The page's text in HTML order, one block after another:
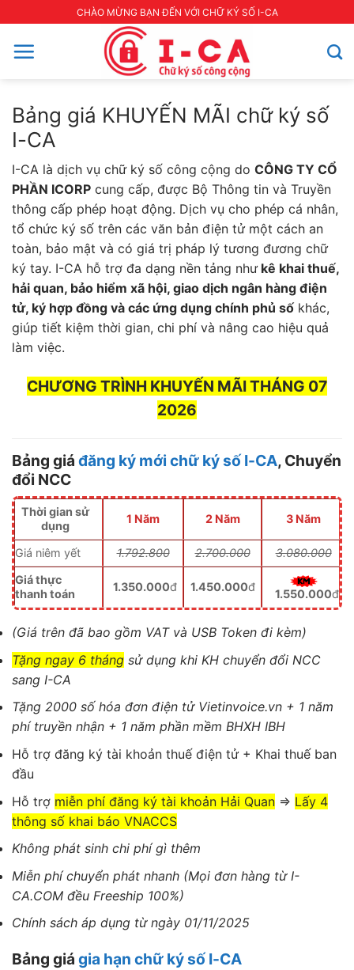
content
CHÀO MỪNG BẠN ĐẾN VỚI CHỮ KÝ SỐ I-CA
Bảng giá KHUYẾN MÃI chữ ký số
I-CA
I-CA là dịch vụ chữ ký số công cộng do CÔNG TY CỔ
PHẦN ICORP cung cấp, được Bộ Thông tin và Truyền
thông cấp phép hoạt động. Dịch vụ cho phép cá nhân,
tổ chức ký số trên các văn bản điện tử một cách an
toàn, bảo mật và có giá trị pháp lý tương đương chữ
ký tay. I-CA hỗ trợ đa dạng nền tảng nhưkê khai thuế,
hải quan, bảo hiểm xã hội, giao dịch ngân hàng điện
tử, ký hợp đồng và các ứng dụng chính phủ sốkhác,
giúp tiết kiệm thời gian, chi phí và nâng cao hiệu quả
làm việc.
CHƯƠNG TRÌNH KHUYẾN MÃI THÁNG 07
2026
Bảng giá đăng ký mới chữ ký số I-CA, Chuyển
đổi NCC
Thời gian sử
dụng
1 Năm 2 Năm 3 Năm
Giá niêm yết 1.792.800 2.700.000
3.080.000
Giá thực
thanh toán
1.350.000đ 1.450.000đ
1.550.000đ
(Giá trên đã bao gồm VAT và USB Token đi kèm)
Tặng ngay 6 tháng sử dụng khi KH chuyển đổi NCC
sang I-CA
Tặng 2000 số hóa đơn điện tử Vietinvoice.vn + 1 năm
phí truyền nhận + 1 năm phần mềm BHXH IBH
Hỗ trợ đăng ký tài khoản thuế điện tử + Khai thuế ban
đầu
Hỗ trợ miễn phí đăng ký tài khoản Hải Quan => Lấy 4
thông số khai báo VNACCS
Không phát sinh chi phí gì thêm
Miễn phí chuyển phát nhanh (Mọi đơn hàng từ I-
CA.COM đều Freeship 100%)
Chính sách áp dụng từ ngày 01/11/2025
Bảng giá gia hạn chữ ký số I-CA